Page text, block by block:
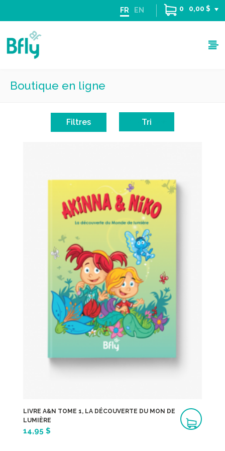
FR EN 0 0,00 $
Boutique en ligne
Filtres
LIVRE A&N TOME 1, LA DÉCOUVERTE DU MON DE
LUMIÈRE
14,95 $